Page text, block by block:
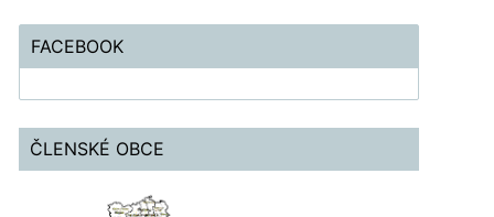
FACEBOOK
ČLENSKÉ OBCE